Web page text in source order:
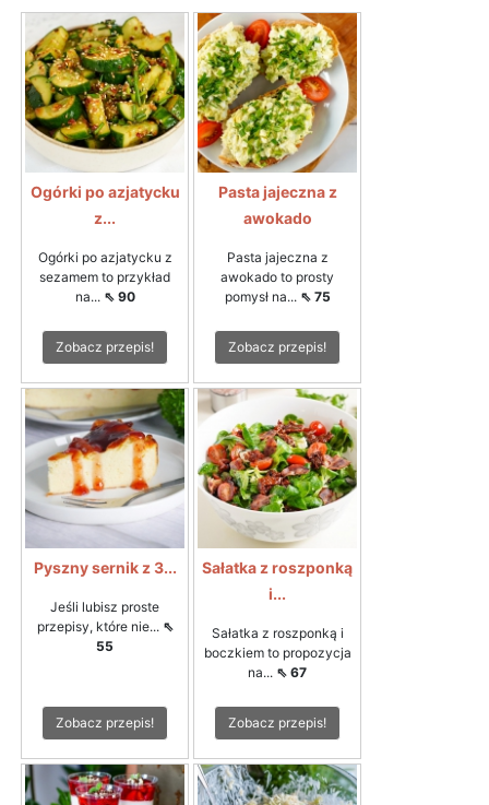
Ogórki po azjatycku
z...
Ogórki po azjatycku z
sezamem to przykład
na... ⇖ 90
Zobacz przepis!
Pasta jajeczna z
awokado
Pasta jajeczna z
awokado to prosty
pomysł na... ⇖ 75
Zobacz przepis!
Pyszny sernik z 3...
Jeśli lubisz proste
przepisy, które nie... ⇖
55
Zobacz przepis!
Sałatka z roszponką
i...
Sałatka z roszponką i
boczkiem to propozycja
na... ⇖ 67
Zobacz przepis!